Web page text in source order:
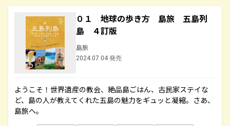
０１ 地球の歩き方 島旅 五島列
島 ４訂版
島旅
2024.07.04 発売
ようこそ！世界遺産の教会、絶品島ごはん、古民家ステイな
ど、島の人が教えてくれた五島の魅力をギュッと凝縮。さあ、
島旅へ。